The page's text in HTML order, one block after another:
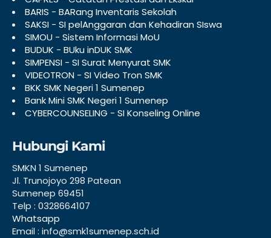
BARIS - BARang Inventaris Sekolah
SAKSI - SI pelAnggaran dan Kehadiran SIswa
SIMOU - Sistem Informasi MoU
BUDUK - BUku inDUK SMK
SIMPENSI - SI Surat Menyurat SMK
VIDEOTRON - SI Video Tron SMK
BKK SMK Negeri 1 Sumenep
Bank Mini SMK Negeri 1 Sumenep
CYBERCOUNSELING - SI Konseling Online
Hubungi Kami
SMKN 1 Sumenep
Jl. Trunojoyo 298 Patean
Sumenep 69451
Telp : 0328664107
Whatsapp
Email : info@smk1sumenep.sch.id